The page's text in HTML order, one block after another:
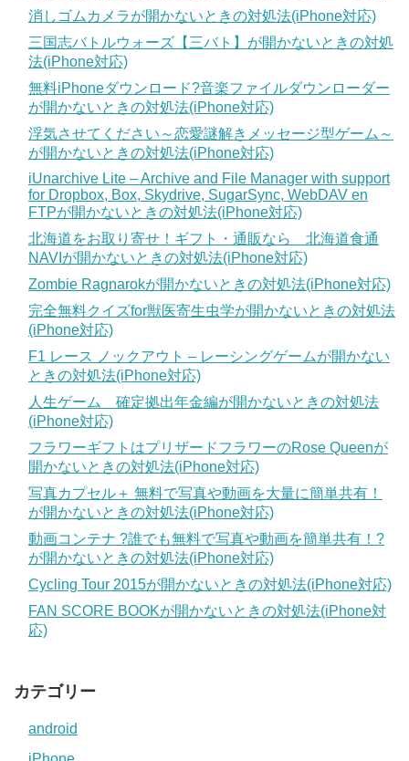
消しゴムカメラが開かないときの対処法(iPhone対応)
三国志バトルウォーズ【三バト】が開かないときの対処
法(iPhone対応)
無料iPhoneダウンロード?音楽ファイルダウンローダー
が開かないときの対処法(iPhone対応)
浮気させてください～恋愛謎解きメッセージ型ゲーム～
が開かないときの対処法(iPhone対応)
iUnarchive Lite – Archive and File Manager with support
for Dropbox, Box, Skydrive, SugarSync, WebDAV en
FTPが開かないときの対処法(iPhone対応)
北海道をお取り寄せ！ギフト・通販なら 北海道食通
NAVIが開かないときの対処法(iPhone対応)
Zombie Ragnarokが開かないときの対処法(iPhone対応)
完全無料クイズfor獣医寄生虫学が開かないときの対処法
(iPhone対応)
F1 レース ノックアウト – レーシングゲームが開かない
ときの対処法(iPhone対応)
人生ゲーム 確定拠出年金編が開かないときの対処法
(iPhone対応)
フラワーギフトはプリザードフラワーのRose Queenが
開かないときの対処法(iPhone対応)
写真カプセル＋ 無料で写真や動画を大量に簡単共有！
が開かないときの対処法(iPhone対応)
動画コンテナ ?誰でも無料で写真や動画を簡単共有！?
が開かないときの対処法(iPhone対応)
Cycling Tour 2015が開かないときの対処法(iPhone対応)
FAN SCORE BOOKが開かないときの対処法(iPhone対
応)
カテゴリー
android